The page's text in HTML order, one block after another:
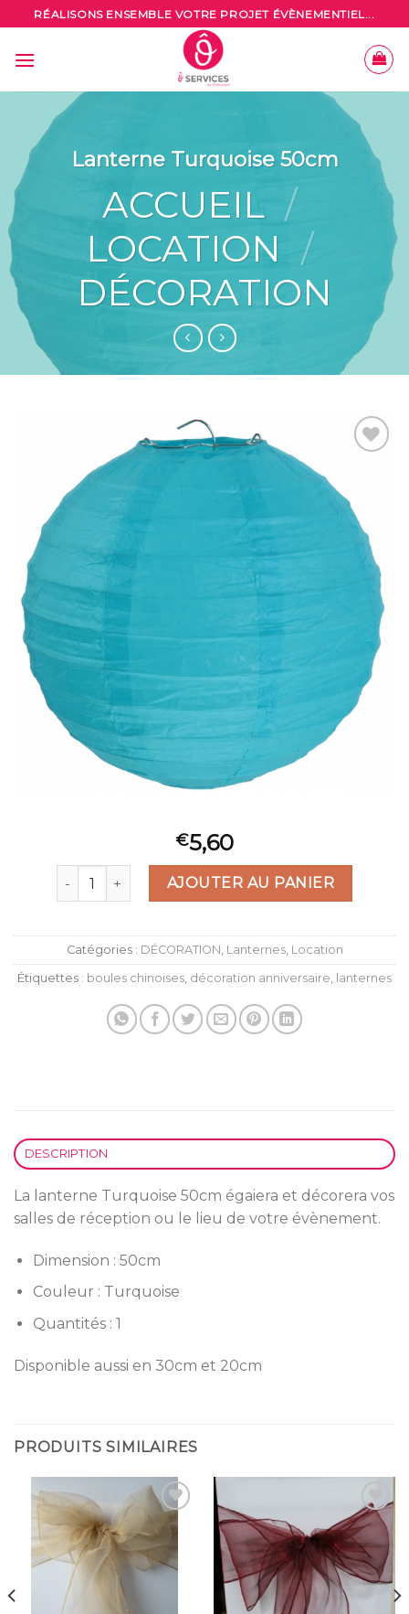
to
content
RÉALISONS ENSEMBLE VOTRE PROJET ÉVÈNEMENTIEL...
Lanterne Turquoise 50cm
ACCUEIL /
LOCATION /
DÉCORATION
Ajouter
à la liste
d’envies
€5,60
quantité de Lanterne Turquoise 50cm
AJOUTER AU PANIER
Catégories : DÉCORATION, Lanternes, Location
Étiquettes : boules chinoises, décoration anniversaire, lanternes
DESCRIPTION
La lanterne Turquoise 50cm égaiera et décorera vos
salles de réception ou le lieu de votre évènement.
Dimension : 50cm
Couleur : Turquoise
Quantités : 1
Disponible aussi en 30cm et 20cm
PRODUITS SIMILAIRES
Ajouter
à la
Ajouter
à la
liste